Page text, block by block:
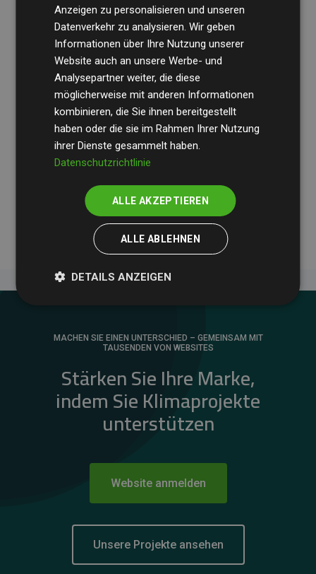
Die Wirtschaftsprüfungsgesellschaft
regelmäßig unsere Berechnungen und Methodik, um
Transparenz und Verlässlichkeit sicherzustellen.
Ihre Prüfungen belegen, dass unsere Investitionen in
Klimaschutzprojekte im Durchschnitt
Websites kompensieren – ein klarer Nachweis für die
messbare Klimawirkung unseres Ansatzes.
MACHEN SIE EINEN UNTERSCHIED – GEMEINSAM MIT
TAUSENDEN VON WEBSITES
Stärken Sie Ihre Marke,
indem Sie Klimaprojekte
unterstützen
Website anmelden
Unsere Projekte ansehen
Anzeigen zu personalisieren und unseren
Datenverkehr zu analysieren. Wir geben
Informationen über Ihre Nutzung unserer
Website auch an unsere Werbe- und
Analysepartner weiter, die diese
möglicherweise mit anderen Informationen
kombinieren, die Sie ihnen bereitgestellt
haben oder die sie im Rahmen Ihrer Nutzung
ihrer Dienste gesammelt haben.
Datenschutzrichtlinie
ALLE AKZEPTIEREN
ALLE ABLEHNEN
DETAILS ANZEIGEN